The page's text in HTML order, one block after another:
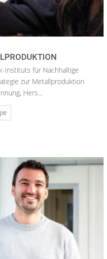
Instituts für Nachhaltige
zur Metallproduktion
Hers...